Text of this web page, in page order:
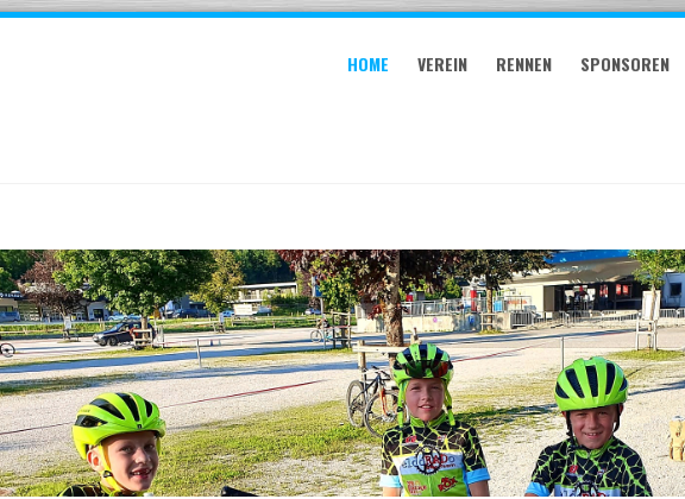
HOME VEREIN RENNEN SPONSOREN